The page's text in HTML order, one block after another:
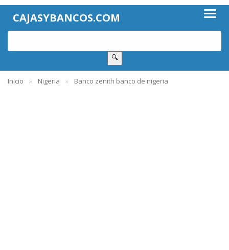
CAJASYBANCOS.COM
🔍
Inicio Nigeria Banco zenith banco de nigeria